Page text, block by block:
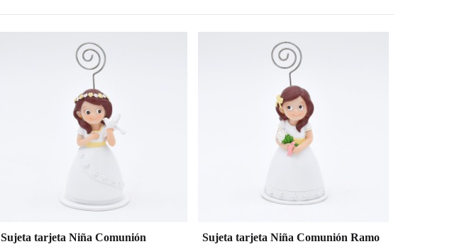
Sujeta tarjeta Niña Comunión
Sujeta tarjeta Niña Comunión Ramo